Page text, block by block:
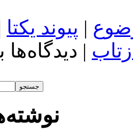
| پیوند یکتا
| دیدگاه‌هابرای
Acer
Windows
10
معرفی
کرد